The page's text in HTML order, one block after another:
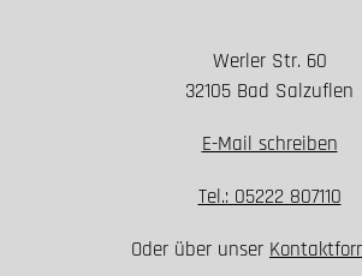
Werler Str. 60
32105 Bad Salzuflen
E-Mail schreiben
Tel.: 05222 807110
Oder über unser